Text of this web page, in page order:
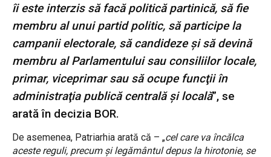
îi este interzis să facă politică partinică, să fie
membru al unui partid politic, să participe la
campanii electorale, să candideze şi să devină
membru al Parlamentului sau consiliilor locale,
primar, viceprimar sau să ocupe funcţii în
administraţia publică centrală şi locală”, se
arată în decizia BOR.
De asemenea, Patriarhia arată că – „cel care va încălca
aceste reguli, precum şi legământul depus la hirotonie, se